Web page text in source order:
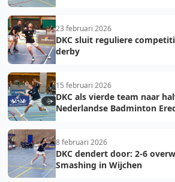
23 februari 2026
DKC sluit reguliere
derby
15 februari 2026
DKC als vierde team naar
Nederlandse Badminton
8 februari 2026
DKC dendert door: 2-6
Smashing in Wijchen